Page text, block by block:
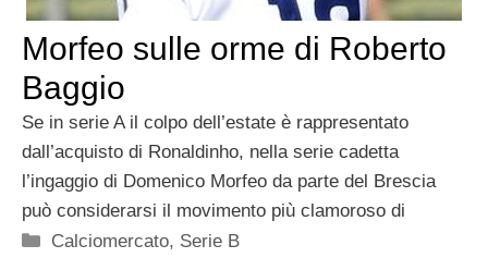
Morfeo sulle orme di Roberto
Baggio
Se in serie A il colpo dell’estate è rappresentato
dall’acquisto di Ronaldinho, nella serie cadetta
l’ingaggio di Domenico Morfeo da parte del Brescia
può considerarsi il movimento più clamoroso di
Categorie
Calciomercato, Serie B